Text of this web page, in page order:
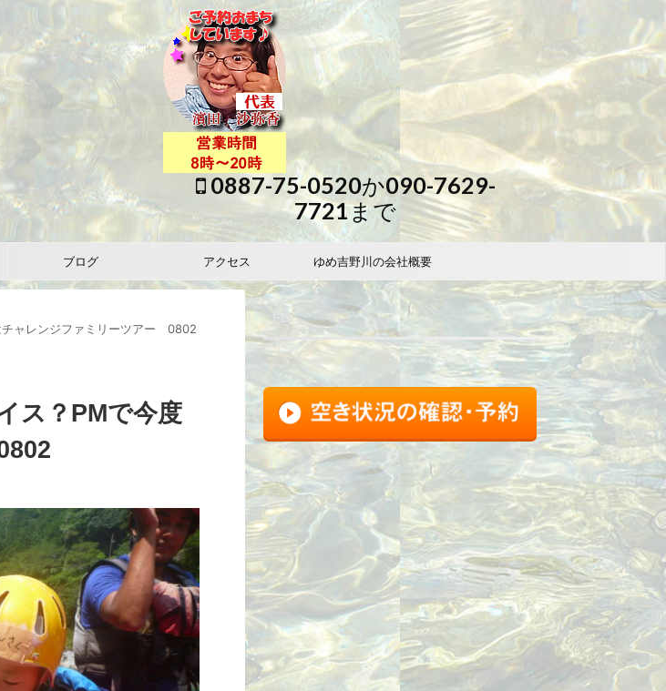
0887-75-0520か090-7629-
7721まで
ブログ アクセス ゆめ吉野川の会社概要
チャレンジファミリーツアー 0802
ス？PMで今度